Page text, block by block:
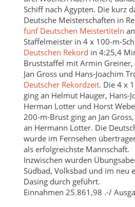
Schiff nach Ägypten. Die kurz
Deutsche Meisterschaften in
fünf Deutschen Meistertiteln
Staffelmeister in 4 x 100-m-
Deutschen Rekord in 4:25,4
Bruststaffel mit Armin Greiner,
Jan Gross und Hans-Joachim
Deutscher Rekordzeit. Die 4 x
ging an Helmut Hauger, Hans-
Herman Lotter und Horst
200-m-Brust ging an Jan
an Hermann Lotter. Die
wurde im Fernsehen
als erfolgreichste Mannschaft.
Inzwischen wurden
Südbad, Volksbad und im neu
Dasing durch geführt.
Einnahmen 25.861,98 .-/